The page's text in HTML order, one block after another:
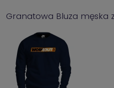
Granatowa Bluza męska